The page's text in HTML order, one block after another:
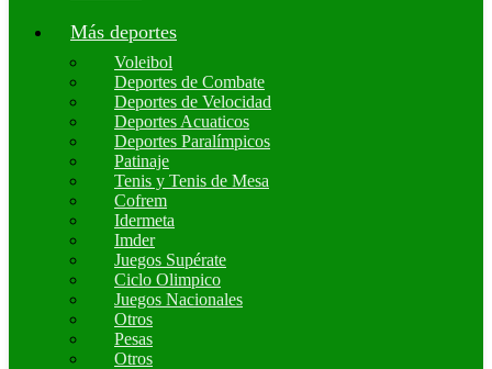
Más deportes
Voleibol
Deportes de Combate
Deportes de Velocidad
Deportes Acuaticos
Deportes Paralímpicos
Patinaje
Tenis y Tenis de Mesa
Cofrem
Idermeta
Imder
Juegos Supérate
Ciclo Olimpico
Juegos Nacionales
Otros
Pesas
Otros